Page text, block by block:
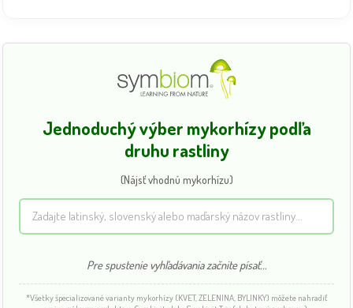
Jednoduchý výber mykorhízy podľa
druhu rastliny
(Nájsť vhodnú mykorhízu)
Pre spustenie vyhľadávania začnite písať...
*Všetky špecializované varianty mykorhízy (KVET, ZELENINA, BYLINKY) môžete nahradiť